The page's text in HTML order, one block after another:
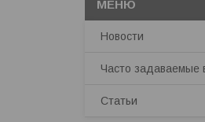
Новости
Часто задаваемые
Статьи